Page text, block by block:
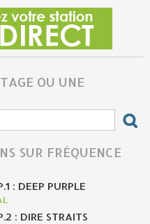
OU UNE
SUR FRÉQUENCE
: DEEP PURPLE
: DIRE STRAITS